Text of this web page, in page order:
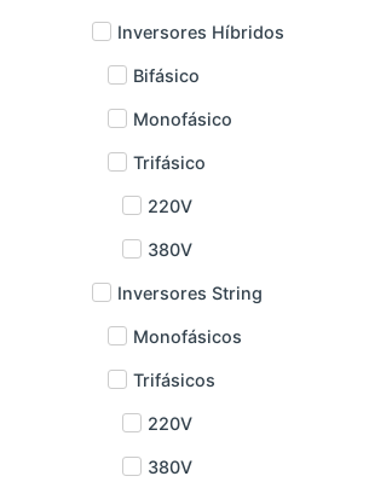
Inversores Híbridos
Bifásico
Monofásico
Trifásico
220V
380V
Inversores String
Monofásicos
Trifásicos
220V
380V